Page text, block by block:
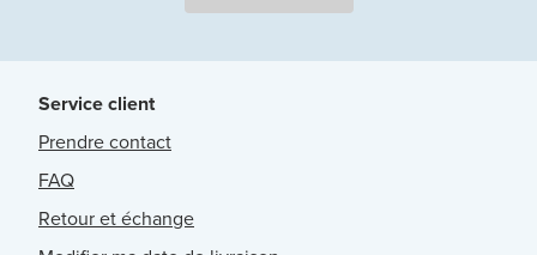
Service client
Prendre contact
FAQ
Retour et échange